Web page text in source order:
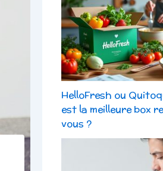
HelloFresh ou
est la meilleure box
vous ?